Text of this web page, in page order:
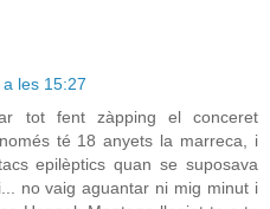
les 15:27
tot fent zàpping el conceret
té 18 anyets la marreca, i
epilèptics quan se suposava
no vaig aguantar ni mig minut i